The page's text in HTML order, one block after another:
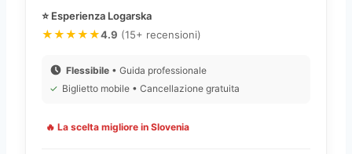
⭐ Esperienza Logarska
★★★★★4.9 (15+ recensioni)
Flessibile • Guida professionale
✓ Biglietto mobile • Cancellazione gratuita
🔥 La scelta migliore in Slovenia